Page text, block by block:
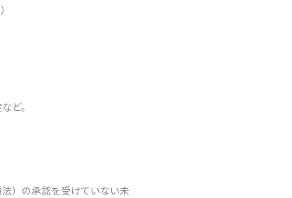
ど。
）の承認を受けていない未